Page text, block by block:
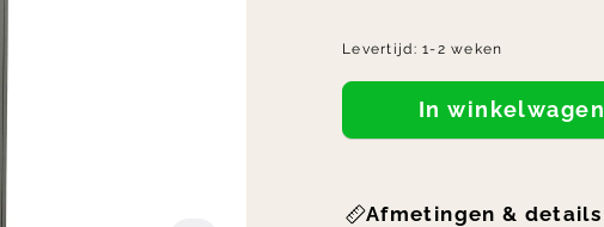
Levertijd:1-2 weken
In winkelwagen
Afmetingen & details